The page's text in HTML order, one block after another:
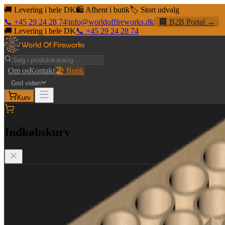
🚚 Levering i hele DK🛍️ Afhent i butik🏷️ Stort udvalg
📞 +45 29 24 28 74|info@worldoffireworks.dk|
🏢 B2B Portal →
🚚 Levering i hele DK📞 +45 29 24 28 74
Om osKontakt🏖️ Butik
God viden
Kurv
Indkøbskurv